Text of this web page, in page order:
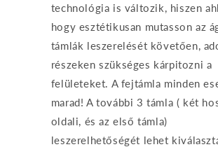
technológia is változik, hiszen
hogy esztétikusan mutasson az
támlák leszerelését követően,
részeken szükséges kárpitozni a
felületeket. A fejtámla minden
marad! A további 3 támla ( két
oldali, és az első támla)
leszerelhetőségét lehet